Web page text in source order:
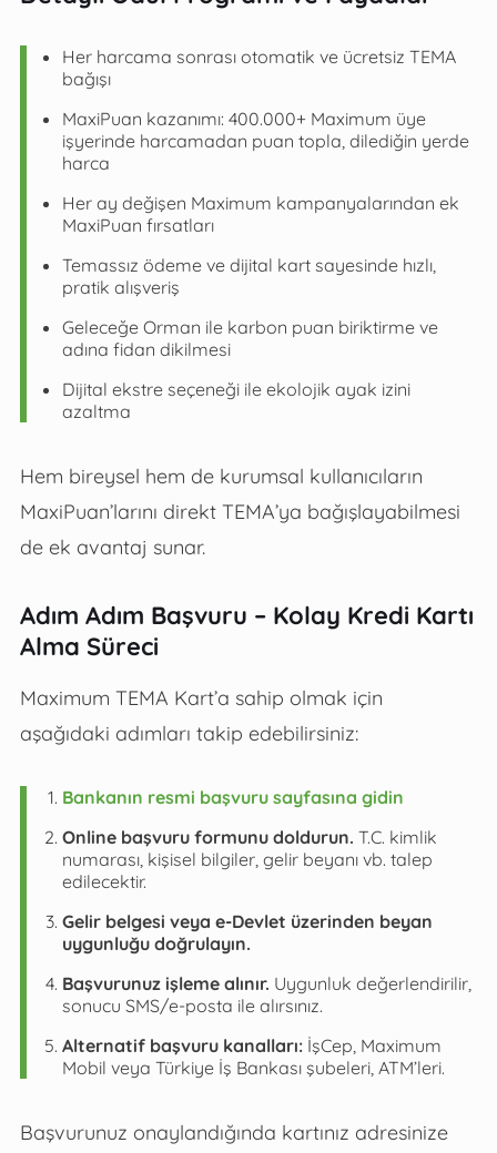
Her harcama sonrası otomatik ve ücretsiz TEMA
bağışı
MaxiPuan kazanımı: 400.000+ Maximum üye
işyerinde harcamadan puan topla, dilediğin yerde
harca
Her ay değişen Maximum kampanyalarından ek
MaxiPuan fırsatları
Temassız ödeme ve dijital kart sayesinde hızlı,
pratik alışveriş
Geleceğe Orman ile karbon puan biriktirme ve
adına fidan dikilmesi
Dijital ekstre seçeneği ile ekolojik ayak izini
azaltma
Hem bireysel hem de kurumsal kullanıcıların
MaxiPuan’larını direkt TEMA’ya bağışlayabilmesi
de ek avantaj sunar.
Adım Adım Başvuru – Kolay Kredi Kartı
Alma Süreci
Maximum TEMA Kart’a sahip olmak için
aşağıdaki adımları takip edebilirsiniz:
Bankanın resmi başvuru sayfasına gidin
Online başvuru formunu doldurun. T.C. kimlik
numarası, kişisel bilgiler, gelir beyanı vb. talep
edilecektir.
Gelir belgesi veya e-Devlet üzerinden beyan
uygunluğu doğrulayın.
Başvurunuz işleme alınır. Uygunluk değerlendirilir,
sonucu SMS/e-posta ile alırsınız.
Alternatif başvuru kanalları:İşCep, Maximum
Mobil veya Türkiye İş Bankası şubeleri, ATM’leri.
Başvurunuz onaylandığında kartınız adresinize